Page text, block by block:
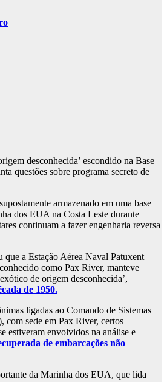
armazenado em uma base
dos EUA na Costa Leste durante
continuam a fazer engenharia reversa
a Estação Aérea Naval Patuxent
como Pax River, manteve
de origem desconhecida’,
de 1950.
ligadas ao Comando de Sistemas
sede em Pax River, certos
estiveram envolvidos na análise e
de embarcações não
da Marinha dos EUA, que lida